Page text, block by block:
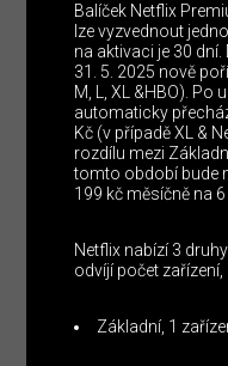
Balíček Netflix
lze vyzvednout
na aktivaci je 30
31. 5. 2025 nově
M, L, XL &HBO). Po
automaticky
Kč (v případě XL &
rozdílu mezi
tomto období bude
199 kč měsíčně na
Netflix nabízí 3
odvíjí počet
Základní, 1